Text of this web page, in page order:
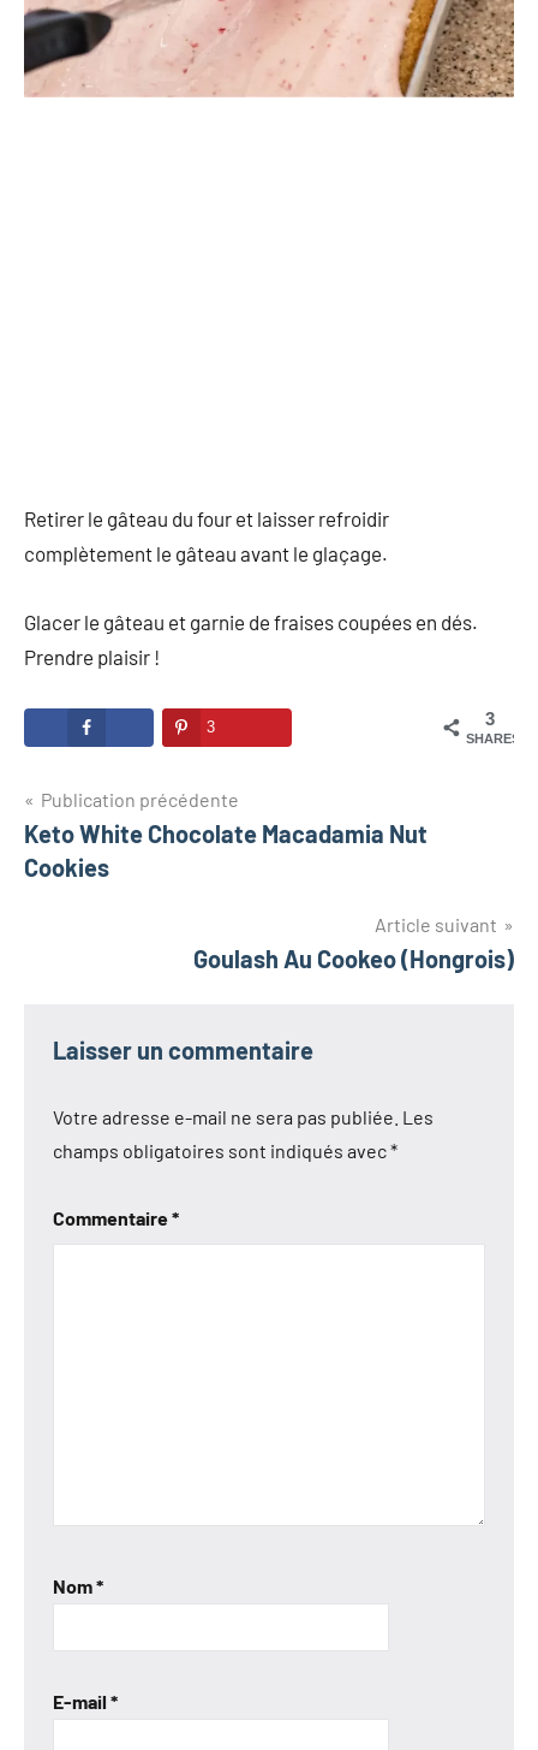
Retirer le gâteau du four et laisser refroidir
complètement le gâteau avant le glaçage.
Glacer le gâteau et garnie de fraises coupées en dés.
Prendre plaisir !
3
SHARES
3
Navigation
de
Publication précédente
Keto White Chocolate Macadamia Nut
Cookies
Article suivant
Goulash Au Cookeo (Hongrois)
Laisser un commentaire
Votre adresse e-mail ne sera pas publiée. Les
champs obligatoires sont indiqués avec*
Commentaire*
Nom*
E-mail *